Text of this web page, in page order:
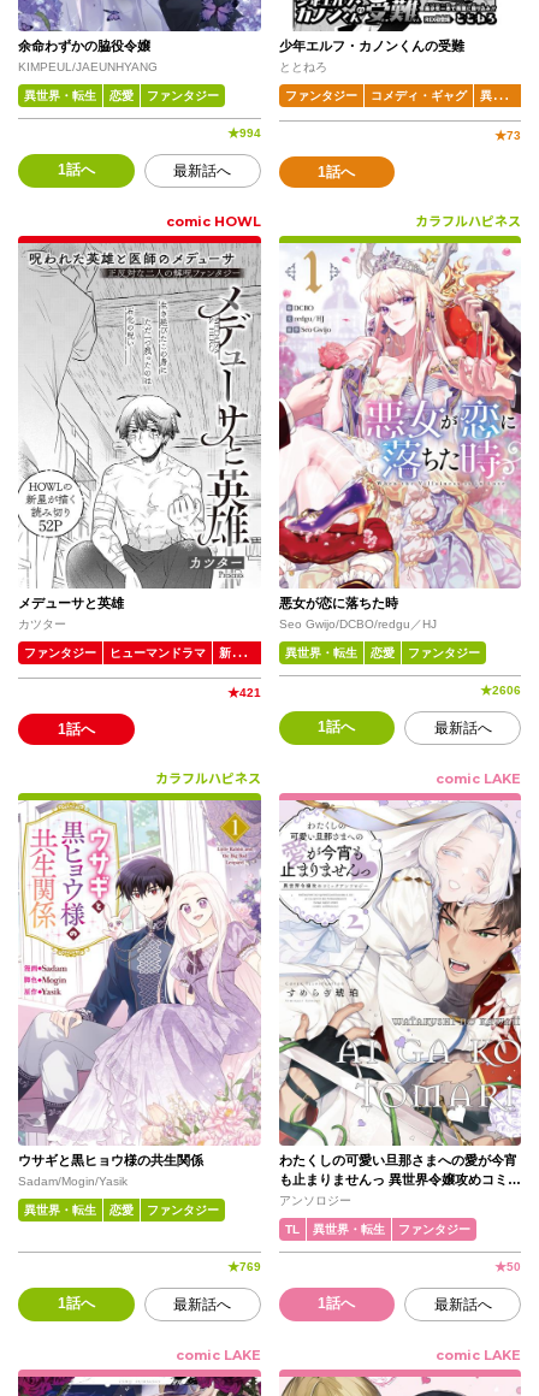
余命わずかの脇役令嬢
KIMPEUL/JAEUNHYANG
異世界・転生 恋愛 ファンタジー
★994
1話へ 最新話へ
少年エルフ・カノンくんの受難
ととねろ
ファンタジー コメディ・ギャグ 異世界・転生
★73
1話へ
comic HOWL
メデューサと英雄
カツター
ファンタジー ヒューマンドラマ 新人・読切
★421
1話へ
カラフルハピネス
悪女が恋に落ちた時
Seo Gwijo/DCBO/redgu／HJ
異世界・転生 恋愛 ファンタジー
★2606
1話へ 最新話へ
カラフルハピネス
ウサギと黒ヒョウ様の共生関係
Sadam/Mogin/Yasik
異世界・転生 恋愛 ファンタジー
★769
1話へ 最新話へ
comic LAKE
わたくしの可愛い旦那さまへの愛が今宵
も止まりませんっ 異世界令嬢攻めコミッ
クアンソロジー(2)
アンソロジー
TL 異世界・転生 ファンタジー
★50
1話へ 最新話へ
comic LAKE comic LAKE